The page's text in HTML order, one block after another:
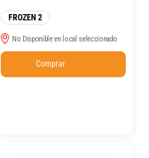
FROZEN 2
No Disponible en local seleccionado
Comprar